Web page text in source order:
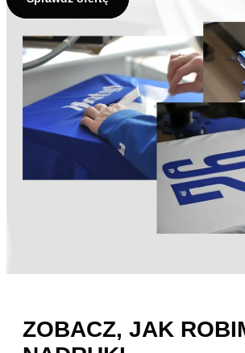
ZOBACZ, JAK